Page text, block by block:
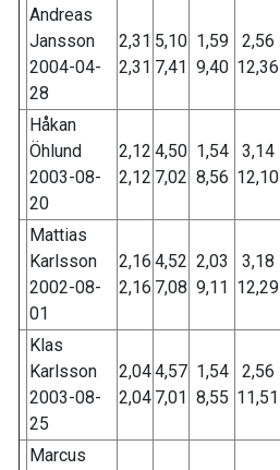
Andreas
Jansson
2004-04-
28
2,31
2,31
5,10
7,41
1,59
9,40
2,56
12,36
Håkan
Öhlund
2003-08-
20
2,12
2,12
4,50
7,02
1,54
8,56
3,14
12,10
Mattias
Karlsson
2002-08-
01
2,16
2,16
4,52
7,08
2,03
9,11
3,18
12,29
Klas
Karlsson
2003-08-
25
2,04
2,04
4,57
7,01
1,54
8,55
2,56
11,51
Marcus